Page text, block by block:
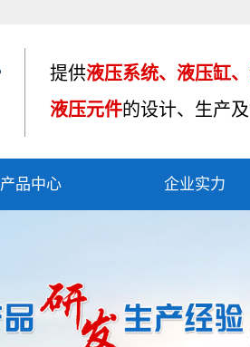
提供液压系统、液压缸、
液压元件的设计、生产
产品中心
液压弯管机
液压制动器
企业实力